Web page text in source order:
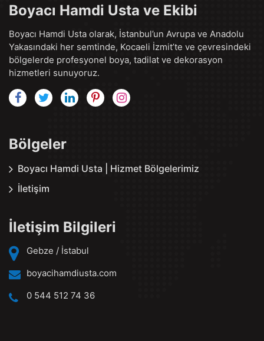
Boyacı Hamdi Usta ve Ekibi
Boyacı Hamdi Usta olarak, İstanbul’un Avrupa ve Anadolu
Yakasındaki her semtinde, Kocaeli İzmit’te ve çevresindeki
bölgelerde profesyonel boya, tadilat ve dekorasyon
hizmetleri sunuyoruz.
Bölgeler
Boyacı Hamdi Usta | Hizmet Bölgelerimiz
İletişim
İletişim Bilgileri
Gebze / İstabul
boyacihamdiusta.com
0 544 512 74 36